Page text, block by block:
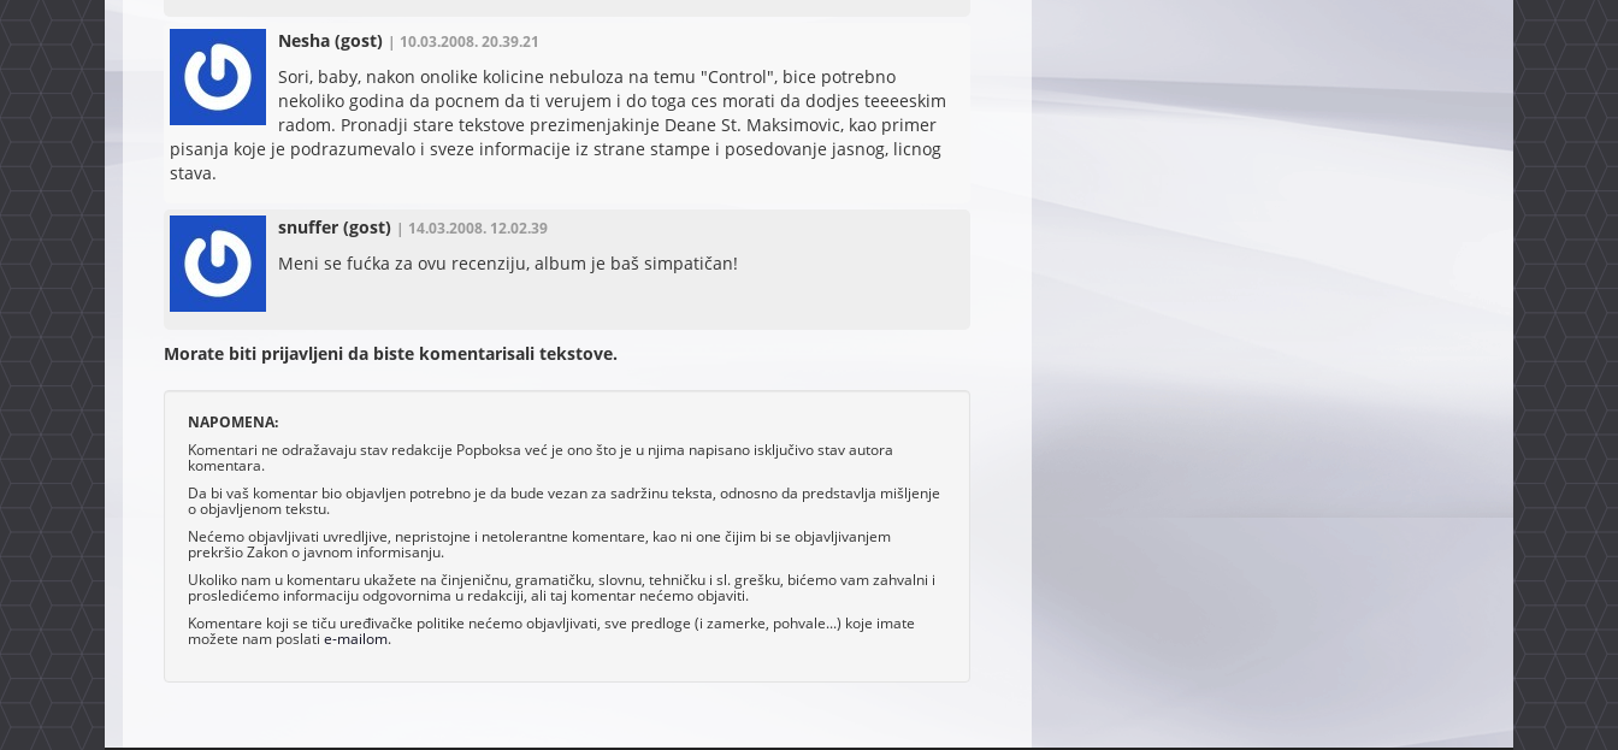
Nesha(gost) | 10.03.2008. 20.39.21
Sori, baby, nakon onolike kolicine nebuloza na temu "Control", bice potrebno
nekoliko godina da pocnem da ti verujem i do toga ces morati da dodjes teeeeskim
radom. Pronadji stare tekstove prezimenjakinje Deane St. Maksimovic, kao primer
pisanja koje je podrazumevalo i sveze informacije iz strane stampe i posedovanje jasnog, licnog
stava.
snuffer(gost) | 14.03.2008. 12.02.39
Meni se fućka za ovu recenziju, album je baš simpatičan!
Morate biti prijavljeni da biste komentarisali tekstove.
NAPOMENA:
Komentari ne odražavaju stav redakcije Popboksa već je ono što je u njima napisano isključivo stav autora
komentara.
Da bi vaš komentar bio objavljen potrebno je da bude vezan za sadržinu teksta, odnosno da predstavlja mišljenje
o objavljenom tekstu.
Nećemo objavljivati uvredljive, nepristojne i netolerantne komentare, kao ni one čijim bi se objavljivanjem
prekršio Zakon o javnom informisanju.
Ukoliko nam u komentaru ukažete na činjeničnu, gramatičku, slovnu, tehničku i sl. grešku, bićemo vam zahvalni i
prosledićemo informaciju odgovornima u redakciji, ali taj komentar nećemo objaviti.
Komentare koji se tiču uređivačke politike nećemo objavljivati, sve predloge (i zamerke, pohvale...) koje imate
možete nam poslati e-mailom.